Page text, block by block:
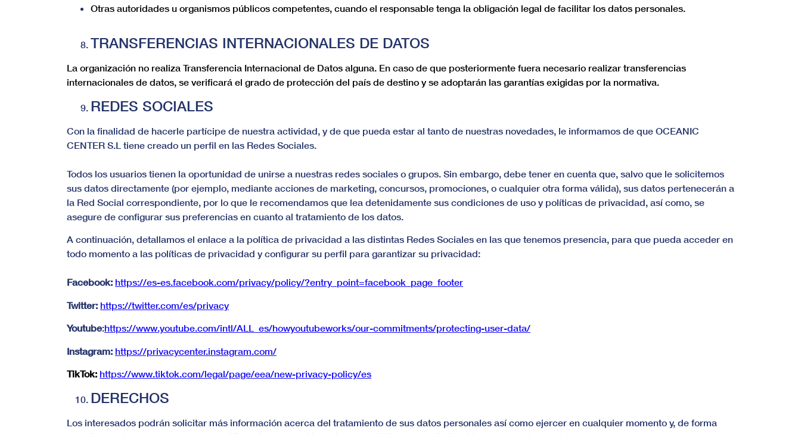
Otras autoridades u organismos públicos competentes, cuando el responsable tenga la obligación legal de facilitar los datos personales.
TRANSFERENCIAS INTERNACIONALES DE DATOS
La organización no realiza Transferencia Internacional de Datos alguna. En caso de que posteriormente fuera necesario realizar transferencias
internacionales de datos, se verificará el grado de protección del país de destino y se adoptarán las garantías exigidas por la normativa.
REDES SOCIALES
Con la finalidad de hacerle partícipe de nuestra actividad, y de que pueda estar al tanto de nuestras novedades, le informamos de que OCEANIC
CENTER S.L tiene creado un perfil en las Redes Sociales.
Todos los usuarios tienen la oportunidad de unirse a nuestras redes sociales o grupos. Sin embargo, debe tener en cuenta que, salvo que le solicitemos
sus datos directamente (por ejemplo, mediante acciones de marketing, concursos, promociones, o cualquier otra forma válida), sus datos pertenecerán a
la Red Social correspondiente, por lo que le recomendamos que lea detenidamente sus condiciones de uso y políticas de privacidad, así como, se
asegure de configurar sus preferencias en cuanto al tratamiento de los datos.
A continuación, detallamos el enlace a la política de privacidad a las distintas Redes Sociales en las que tenemos presencia, para que pueda acceder en
todo momento a las políticas de privacidad y configurar su perfil para garantizar su privacidad:
Facebook: https://es-es.facebook.com/privacy/policy/?entry_point=facebook_page_footer
Twitter: https://twitter.com/es/privacy
Youtube:https://www.youtube.com/intl/ALL_es/howyoutubeworks/our-commitments/protecting-user-data/
Instagram: https://privacycenter.instagram.com/
TikTok: https://www.tiktok.com/legal/page/eea/new-privacy-policy/es
DERECHOS
Los interesados podrán solicitar más información acerca del tratamiento de sus datos personales así como ejercer en cualquier momento y, de forma